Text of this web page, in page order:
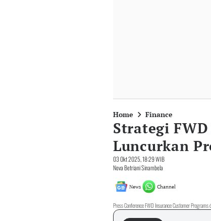
Home Finance
Strategi
Luncurkan
03 Okt 2025, 18:29 WIB
Nova Betriani Sinambela
News Channel
Press Conference FWD Insurance Customer Programs